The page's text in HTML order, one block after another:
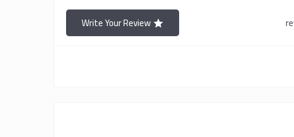
Write Your Review